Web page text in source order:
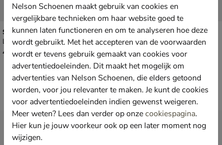
Skechers Uno Lite 2.0 - Prism Edge
Lage sneakers - taupe
€ 49,99
49,
Shoesme
Babyschoenen - taupe
€ 59,99
59,
Nieuwsbrief
Ontvang € 10,- welkomstkorting
Nelson Schoenen maakt gebruik van cookies en
vergelijkbare technieken om haar website goed te
kunnen laten functioneren en om te analyseren hoe deze
wordt gebruikt. Met het accepteren van de voorwaarden
wordt er tevens gebruik gemaakt van cookies voor
advertentiedoeleinden. Dit maakt het mogelijk om
advertenties van Nelson Schoenen, die elders getoond
worden, voor jou relevanter te maken. Je kunt de cookies
voor advertentiedoeleinden indien gewenst weigeren.
Meer weten? Lees dan verder op onzecookiespagina.
Hier kun je jouw voorkeur ook op een later moment nog
wijzigen.